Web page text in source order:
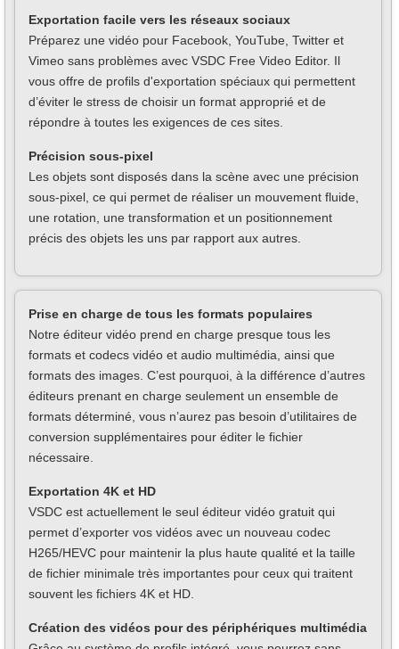
Exportation facile vers les réseaux sociaux
Préparez une vidéo pour Facebook, YouTube, Twitter et
Vimeo sans problèmes avec VSDC Free Video Editor. Il
vous offre de profils d'exportation spéciaux qui permettent
d’éviter le stress de choisir un format approprié et de
répondre à toutes les exigences de ces sites.
Précision sous-pixel
Les objets sont disposés dans la scène avec une précision
sous-pixel, ce qui permet de réaliser un mouvement fluide,
une rotation, une transformation et un positionnement
précis des objets les uns par rapport aux autres.
Prise en charge de tous les formats populaires
Notre éditeur vidéo prend en charge presque tous les
formats et codecs vidéo et audio multimédia, ainsi que
formats des images. C’est pourquoi, à la différence d’autres
éditeurs prenant en charge seulement un ensemble de
formats déterminé, vous n’aurez pas besoin d’utilitaires de
conversion supplémentaires pour éditer le fichier
nécessaire.
Exportation 4K et HD
VSDC est actuellement le seul éditeur vidéo gratuit qui
permet d’exporter vos vidéos avec un nouveau codec
H265/HEVC pour maintenir la plus haute qualité et la taille
de fichier minimale très importantes pour ceux qui traitent
souvent les fichiers 4K et HD.
Création des vidéos pour des périphériques multimédia